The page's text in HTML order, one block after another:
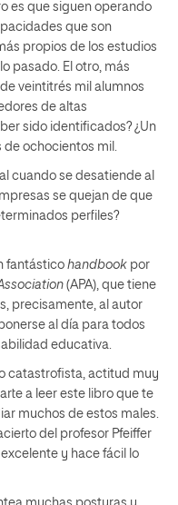
es que siguen operando
que son
propios de los estudios
pasado. El otro, más
veintitrés mil alumnos
de altas
sido identificados? ¿Un
de ochocientos mil.
cuando se desatiende al
se quejan de que
perfiles?
fantástico handbook por
(APA), que tiene
precisamente, al autor
al día para todos
educativa.
catastrofista, actitud muy
a leer este libro que te
muchos de estos males.
del profesor Pfeiffer
y hace fácil lo